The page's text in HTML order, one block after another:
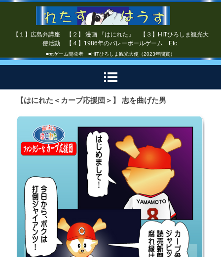
【１】広島弁講座 【２】 漫画 『はにれた』 【３】HITひろしま観光大
使活動 【４】1986年のバレーボールゲーム Etc.
■元ゲーム開発者 ■HITひろしま観光大使（2023年間賞）
【はにれた＜カープ応援団＞】 志を曲げた男